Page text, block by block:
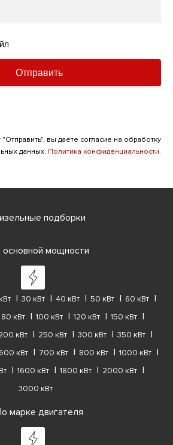
Отправить
вы даете согласие на обработку
данных. Политика конфиденциальности.
подборки
мощности
30 кВт 40 кВт 50 кВт
60 кВт
80 кВт 100 кВт 120 кВт
150 кВт
кВт 250 кВт 300 кВт
350 кВт
600 кВт 700 кВт 800 кВт
1000 кВт
1600 кВт 1800 кВт
2000 кВт
3000 кВт
марке двигателя